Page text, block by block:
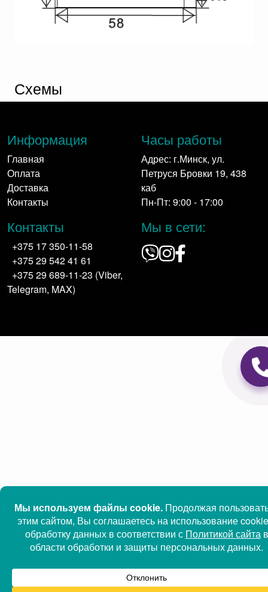
Схемы
Информация
Главная
Оплата
Доставка
Контакты
Часы работы
Адрес: г.Минск, ул.
Петруся Бровки 19, 438
каб
Пн-Пт: 9:00 - 17:00
Контакты
+375 17 350-11-58
+375 29 542 41 61
+375 29 689-11-23 (Viber,
Telegram, MAX)
Мы в сети: